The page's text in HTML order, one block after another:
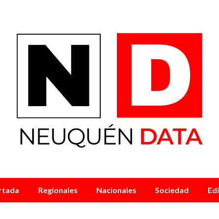
Regionales Nacionales Sociedad